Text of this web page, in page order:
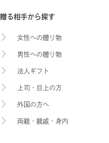
贈る相手から探す
女性への贈り物
男性への贈り物
法人ギフト
上司・目上の方
外国の方へ
両親・親戚・身内